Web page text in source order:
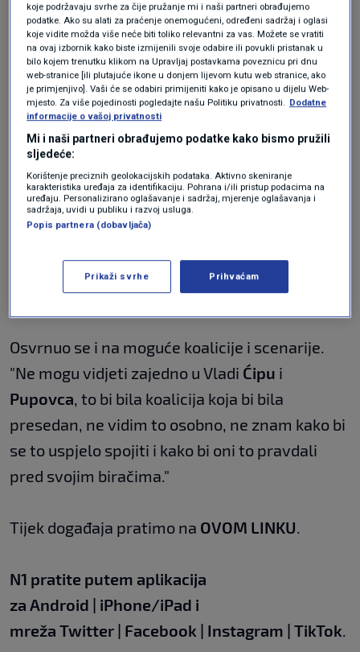
njegovim angažmanom je ostvaren isti broj
mandata kao i 2020.", rekao je Troskot.
"DP je u ovom trenutku na vagi i morate im
ponuditi nešto što bi bilo politički oportuno
njima", dodao je.
Troskot je ukazao na još jednu stvar koji bi
nakon pregovora mogli saznati o DP-u.
ulogu i pokazat će se tko zapravo vodi DP -
Penava iliRadić, to će sad sve izaći na vidjelo."
Osvrnuo se i na moguće koalicije i scenarije.
"Ne mogu vidjeti zajedno u Vladi Ćipu i
Pupovca, to bi bila koalicija koja bi bila
presedan, ne vidim to osobno, ne znam kako bi
se to uspjelo spojiti i kako bi oni to pravdali
pred svojim biračima."
Tijek događaja pratimo na OVOM LINKU.
N1 pratite putem aplikacija
za Android | iPhone/iPad i
mreža Twitter | Facebook | Instagram | TikTok.
koje podržavaju svrhe za čije pružanje mi i naši partneri obrađujemo
podatke. Ako su alati za praćenje onemogućeni, određeni sadržaj i oglasi
koje vidite možda više neće biti toliko relevantni za vas. Možete se vratiti
na ovaj izbornik kako biste izmijenili svoje odabire ili povukli pristanak u
bilo kojem trenutku klikom na Upravljaj postavkama poveznicu pri dnu
web-stranice [ili plutajuće ikone u donjem lijevom kutu web stranice, ako
je primjenjivo]. Vaši će se odabiri primijeniti kako je opisano u dijelu Web-
mjesto. Za više pojedinosti pogledajte našu Politiku privatnosti. Dodatne
informacije o vašoj privatnosti
Mi i naši partneri obrađujemo podatke kako bismo pružili
sljedeće:
Korištenje preciznih geolokacijskih podataka. Aktivno skeniranje
karakteristika uređaja za identifikaciju. Pohrana i/ili pristup podacima na
uređaju. Personalizirano oglašavanje i sadržaj, mjerenje oglašavanja i
sadržaja, uvidi u publiku i razvoj usluga.
Popis partnera (dobavljača)
Prikaži svrhe Prihvaćam